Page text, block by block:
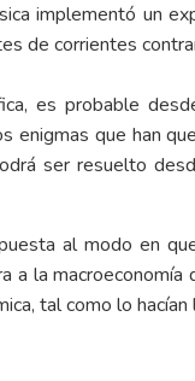
implementó un
de corrientes
es probable
enigmas que han
ser resuelto
al modo en
a la macroeconomía
tal como lo hacían